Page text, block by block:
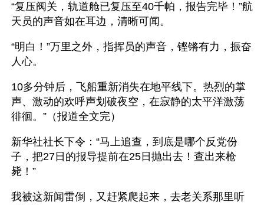
“复压阀关，轨道舱已复压至40千帕，报告完毕！”航
天员的声音如在耳边，清晰可闻。
“明白！”万里之外，指挥员的声音，铿锵有力，振奋
人心。
10多分钟后，飞船重新消失在地平线下。热烈的掌
声、激动的欢呼声划破夜空，在寂静的太平洋激荡
徘徊。”（报道全文完）
新华社社长下令：“马上追查，到底是哪个反党份
子，把27日的报导提前在25日抛出去！查出来枪
毙！”
我被这新闻雷倒，又赶紧爬起来，去老关系那里听